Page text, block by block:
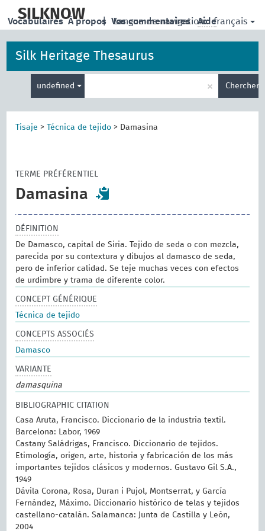
main
SILKNOW | Langue de navigation: français
Vocabulaires À propos Vos commentaires Aide
Silk Heritage Thesaurus
undefined
de
recherche
× Chercher
Tisaje > Técnica de tejido > Damasina
TERME PRÉFÉRENTIEL
Damasina
DÉFINITION
De Damasco, capital de Siria. Tejido de seda o con mezcla,
parecida por su contextura y dibujos al damasco de seda,
pero de inferior calidad. Se teje muchas veces con efectos
de urdimbre y trama de diferente color.
CONCEPT GÉNÉRIQUE
Técnica de tejido
CONCEPTS ASSOCIÉS
Damasco
VARIANTE
damasquina
BIBLIOGRAPHIC CITATION
Casa Aruta, Francisco. Diccionario de la industria textil.
Barcelona: Labor, 1969
Castany Saládrigas, Francisco. Diccionario de tejidos.
Etimología, origen, arte, historia y fabricación de los más
importantes tejidos clásicos y modernos. Gustavo Gil S.A.,
1949
Dávila Corona, Rosa, Duran i Pujol, Montserrat, y García
Fernández, Máximo. Diccionario histórico de telas y tejidos
castellano-catalán. Salamanca: Junta de Castilla y León,
2004